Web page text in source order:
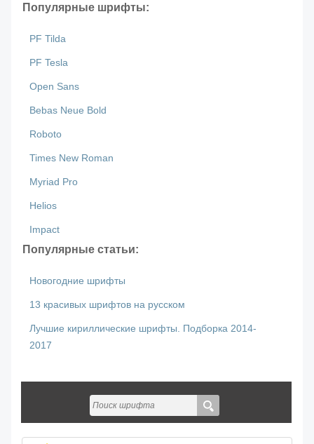
Популярные шрифты:
PF Tilda
PF Tesla
Open Sans
Bebas Neue Bold
Roboto
Times New Roman
Myriad Pro
Helios
Impact
Популярные статьи:
Новогодние шрифты
13 красивых шрифтов на русском
Лучшие кириллические шрифты. Подборка 2014-
2017